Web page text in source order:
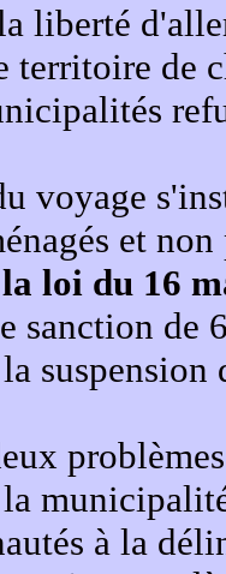
liberté
territoire de
voyage
et
loi du 16
sanction de
à la